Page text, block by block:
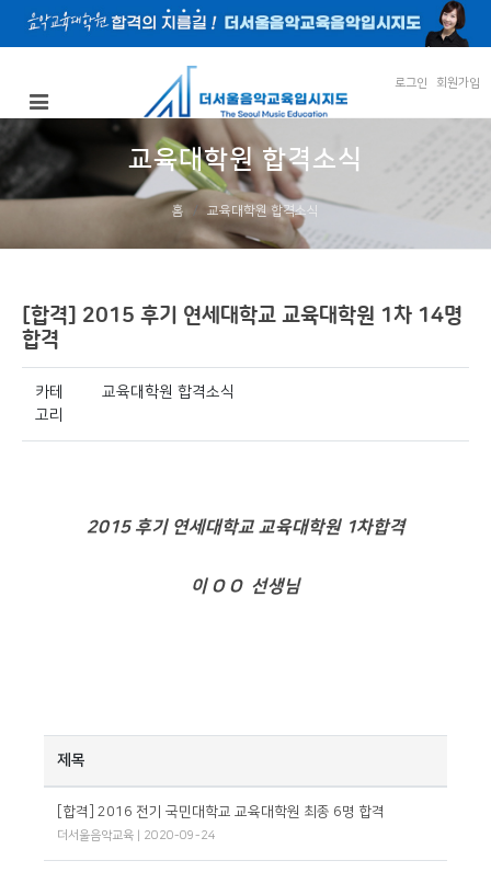
로그인 회원가입
교육대학원 합격소식
홈 교육대학원 합격소식
[합격] 2015 후기 연세대학교 교육대학원 1차 14명
합격
카테
고리
교육대학원 합격소식
2015 후기 연세대학교 교육대학원 1차합격
이 O O 선생님
제목
[합격] 2016 전기 국민대학교 교육대학원 최종 6명 합격
더서울음악교육 | 2020-09-24